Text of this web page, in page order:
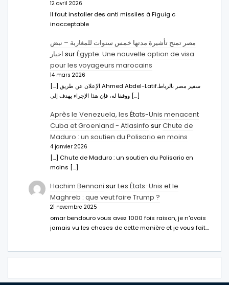
12 avril 2026
Il faut installer des anti missiles à Figuig c
inacceptable
مصر تمنح تأشيرة مدتها خمس سنوات للمغاربة – نبض
اخبار surÉgypte: Une nouvelle option de visa
pour les voyageurs marocains
14 mars 2026
[…] الإعلان عن طريق Ahmed Abdel-Latifسفير مصر بالرباط.
ووفقا له، فإن هذا الإجراء يهدف إلى […]
Après le Venezuela, les États-Unis menacent
Cuba et Groenland - Atlasinfo surChute de
Maduro : un soutien du Polisario en moins
4 janvier 2026
[…] Chute de Maduro : un soutien du Polisario en
moins […]
Hachim Bennani surLes États-Unis et le
Maghreb : que veut faire Trump ?
21 novembre 2025
omar bendouro vous avez 1000 fois raison, je n'avais
jamais vu les choses de cette manière et je vous fait…